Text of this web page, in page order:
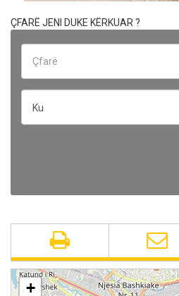
ÇFARË JENI DUKE KËRKUAR ?
Ku
+